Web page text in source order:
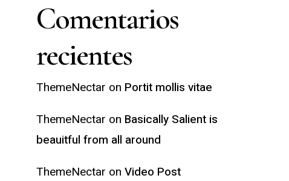
Comentarios
recientes
ThemeNectar on Portit mollis vitae
ThemeNectar on Basically Salient is
beauitful from all around
ThemeNectar on Video Post